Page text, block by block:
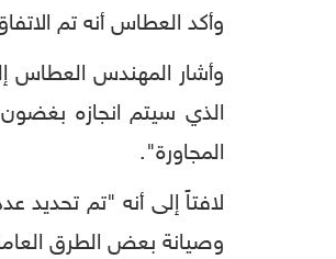
وأكد العطاس أنه تم
وأشار المهندس العطاس
الذي سيتم انجازه
المجاورة".
لافتاً إلى أنه "تم تحديد
وصيانة بعض الطرق